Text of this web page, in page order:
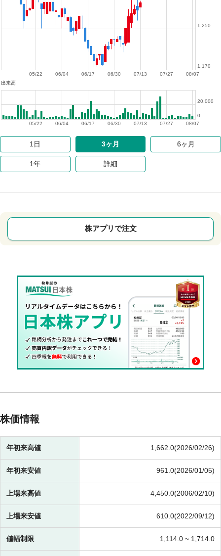
08/07
07/27
07/13
06/30
06/17
06/04
05/22
1,170
1,250
出来高
08/07
07/27
07/13
06/30
06/17
06/04
05/22
0
20,000
1日 3ヶ月 6ヶ月
1年 詳細
株アプリで注文
株価情報
年初来高値 1,662.0(2026/02/26)
年初来安値 961.0(2026/01/05)
上場来高値 4,450.0(2006/02/10)
上場来安値 610.0(2022/09/12)
値幅制限 1,114.0 ~ 1,714.0